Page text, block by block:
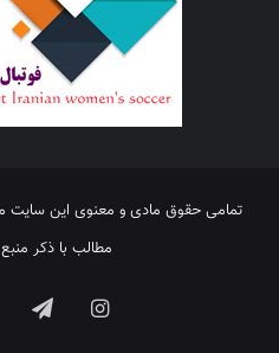
تمامی حقوق مادی و معنوی این سایت
مطالب با ذکر
اینستاگرام